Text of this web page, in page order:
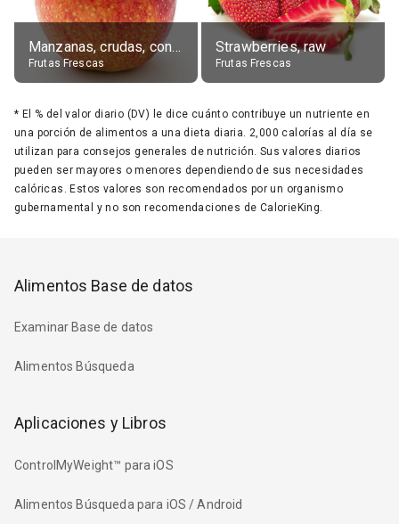
Manzanas, crudas, con piel
Frutas Frescas
Strawberries, raw
Frutas Frescas
* El % del valor diario (DV) le dice cuánto contribuye un nutriente en
una porción de alimentos a una dieta diaria. 2,000 calorías al día se
utilizan para consejos generales de nutrición. Sus valores diarios
pueden ser mayores o menores dependiendo de sus necesidades
calóricas. Estos valores son recomendados por un organismo
gubernamental y no son recomendaciones de CalorieKing.
Alimentos Base de datos
Examinar Base de datos
Alimentos Búsqueda
Aplicaciones y Libros
ControlMyWeight™ para iOS
Alimentos Búsqueda para iOS / Android